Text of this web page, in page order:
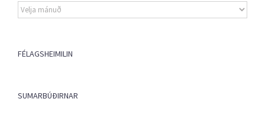
Eldri
fréttir
FÉLAGSHEIMILIN
SUMARBÚÐIRNAR